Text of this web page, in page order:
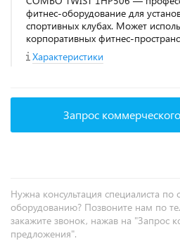
фитнес‑оборудование для
спортивных клубах. Может
корпоративных
Характеристики
Запрос
Нужна консультация специалиста по
оборудованию? Позвоните нам по
закажите звонок, нажав на "Запрос
предложения".